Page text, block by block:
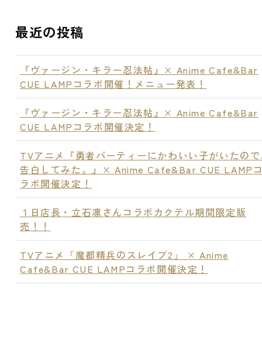
最近の投稿
『ヴァージン・キラー忍法帖』× Anime Cafe&Bar
CUE LAMPコラボ開催！メニュー発表！
『ヴァージン・キラー忍法帖』× Anime Cafe&Bar
CUE LAMPコラボ開催決定！
TVアニメ『勇者パーティーにかわいい子がいたの
告白してみた。』× Anime Cafe&Bar CUE LAMP
ラボ開催決定！
１日店長・立石凛さんコラボカクテル期間限定販
売！！
TVアニメ「魔都精兵のスレイブ2」 × Anime
Cafe&Bar CUE LAMPコラボ開催決定！